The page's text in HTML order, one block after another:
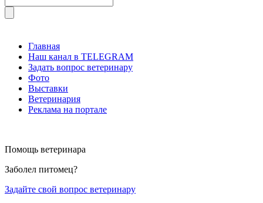
Главная
Наш канал в TELEGRAM
Задать вопрос ветеринару
Фото
Выставки
Ветеринария
Реклама на портале
Помощь ветеринара
Заболел питомец?
Задайте свой вопрос ветеринару